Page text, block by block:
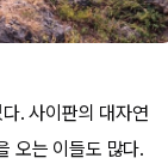
. 사이판의 대자연
오는 이들도 많다.